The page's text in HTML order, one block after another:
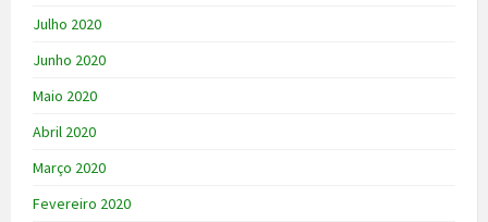
Julho 2020
Junho 2020
Maio 2020
Abril 2020
Março 2020
Fevereiro 2020